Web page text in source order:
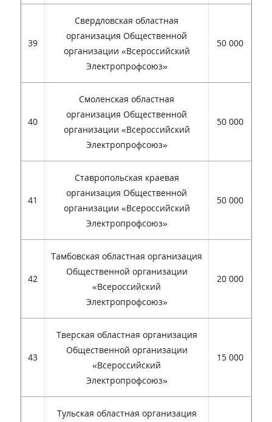
39
Свердловская областная
организация Общественной
организации «Всероссийский
Электропрофсоюз»
50 000
40
Смоленская областная
организация Общественной
организации «Всероссийский
Электропрофсоюз»
50 000
41
Ставропольская краевая
организация Общественной
организации «Всероссийский
Электропрофсоюз»
50 000
42
Тамбовская областная организация
Общественной организации
«Всероссийский
Электропрофсоюз»
20 000
43
Тверская областная организация
Общественной организации
«Всероссийский
Электропрофсоюз»
15 000
Тульская областная организация